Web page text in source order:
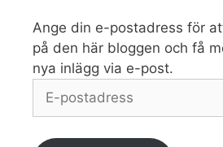
Ange din e-postadress för
på den här bloggen och få
nya inlägg via e-post.
postadress